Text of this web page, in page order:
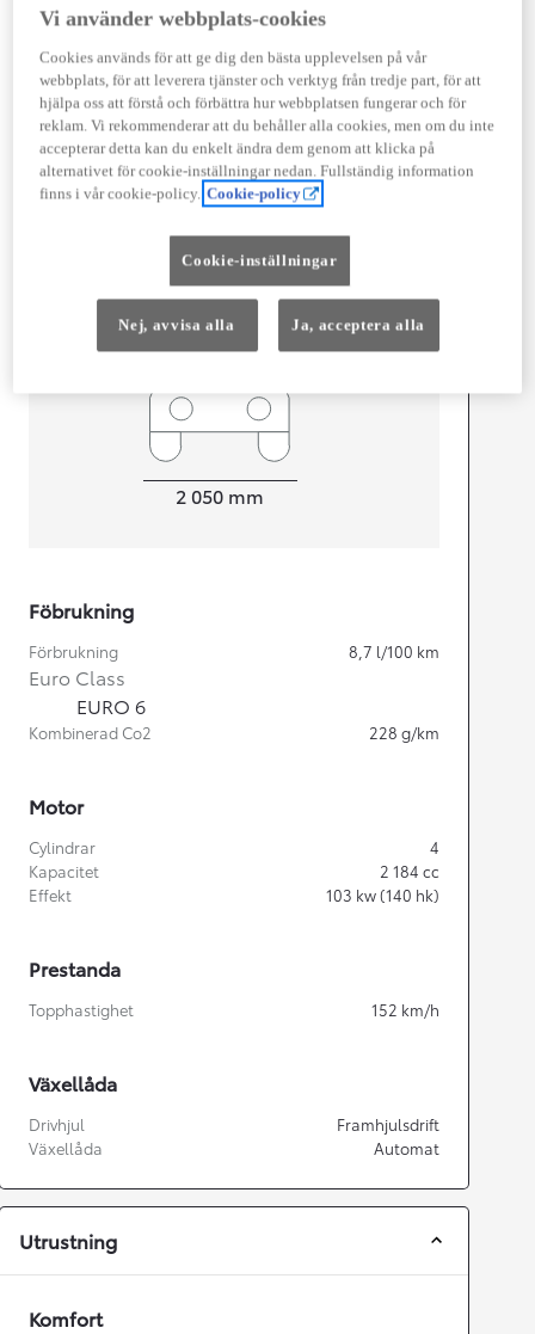
Mått och storlek
Antal dörrar
Antal säten
3
5 998 mm
2 050 mm
Föbrukning
Förbrukning 8,7 l/100 km
Euro Class
EURO 6
Kombinerad Co2 228 g/km
Motor
Cylindrar
4
Kapacitet
2 184 cc
Effekt
103 kw (140 hk)
Prestanda
Topphastighet 152 km/h
Växellåda
Drivhjul
Framhjulsdrift
Växellåda
Automat
Utrustning
Komfort
Vi använder webbplats-cookies
Cookies används för att ge dig den bästa upplevelsen på vår
webbplats, för att leverera tjänster och verktyg från tredje part, för att
hjälpa oss att förstå och förbättra hur webbplatsen fungerar och för
reklam. Vi rekommenderar att du behåller alla cookies, men om du inte
accepterar detta kan du enkelt ändra dem genom att klicka på
alternativet för cookie-inställningar nedan. Fullständig information
finns i vår cookie-policy. Cookie-policy
Cookie-inställningar
Nej, avvisa alla Ja, acceptera alla